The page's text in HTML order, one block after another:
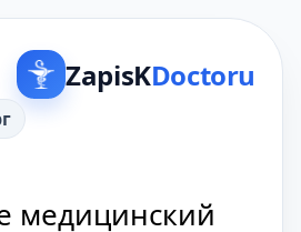
ZapisKDoctoru
медицинский